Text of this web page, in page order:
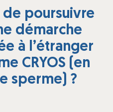
de poursuivre
démarche
à l’étranger
CRYOS (en
sperme) ?